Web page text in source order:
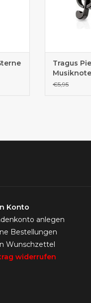
Tragus
Musiknote
€5,95
Konto
anlegen
Bestellungen
Wunschzettel
widerrufen